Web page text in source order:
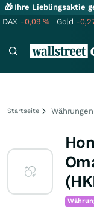
🎁 Ihre Lieblingsaktie
DAX -0,09% Gold -
Startseite Währungen